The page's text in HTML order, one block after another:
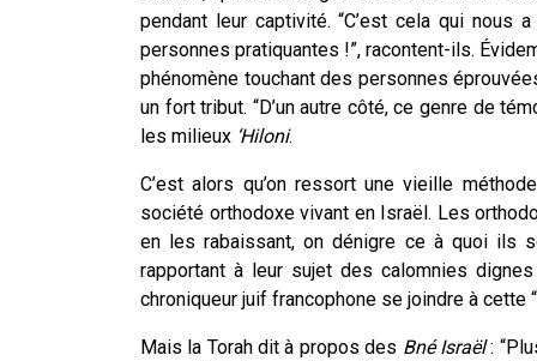
pendant leur captivité. “C’est cela qui nous
personnes pratiquantes !”, racontent-ils.
phénomène touchant des personnes
un fort tribut. “D’un autre côté, ce genre de
les milieux ‘Hiloni.
C’est alors qu’on ressort une vieille
société orthodoxe vivant en Israël. Les
en les rabaissant, on dénigre ce à quoi ils
rapportant à leur sujet des calomnies
chroniqueur juif francophone se joindre à cette
Mais la Torah dit à propos des Bné Israël: